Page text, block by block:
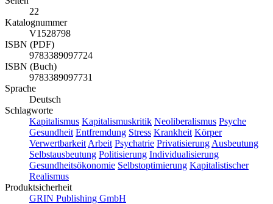
22
Katalognummer
V1528798
ISBN (PDF)
9783389097724
ISBN (Buch)
9783389097731
Sprache
Deutsch
Schlagworte
Kapitalismus Kapitalismuskritik Neoliberalismus Psyche
Gesundheit Entfremdung Stress Krankheit Körper
Verwertbarkeit Arbeit Psychatrie Privatisierung Ausbeutung
Selbstausbeutung Politisierung Individualisierung
Gesundheitsökonomie Selbstoptimierung Kapitalistischer
Realismus
Produktsicherheit
GRIN Publishing GmbH